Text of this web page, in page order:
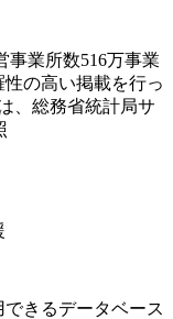
業所数516万事業
性の高い掲載を行っ
、総務省統計局サ
きるデータベース